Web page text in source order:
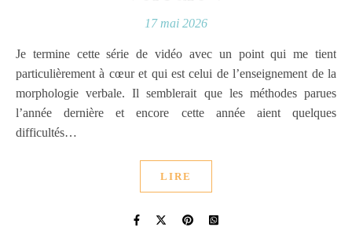
17 mai 2026
Je termine cette série de vidéo avec un point qui me tient
particulièrement à cœur et qui est celui de l’enseignement de la
morphologie verbale. Il semblerait que les méthodes parues
l’année dernière et encore cette année aient quelques
difficultés…
LIRE